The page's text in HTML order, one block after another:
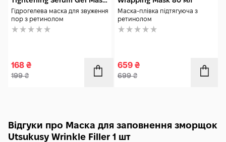
1 шт (30 гр)
Гідрогелева маска для звуження
пор з ретинолом
168 ₴
199₴
Маска-плівка підтягуюча з
ретинолом
659 ₴
699₴
Відгуки про Маска для заповнення зморщок
Utsukusy Wrinkle Filler 1 шт